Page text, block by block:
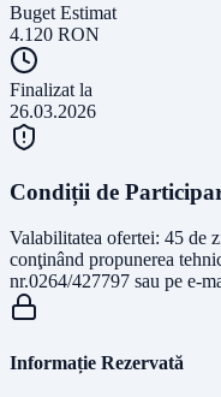
Buget Estimat
4.120 RON
Finalizat la
26.03.2026
Condiții de
Valabilitatea ofertei: 45 de
conţinând propunerea
nr.0264/427797 sau pe e-
Informație Rezervată